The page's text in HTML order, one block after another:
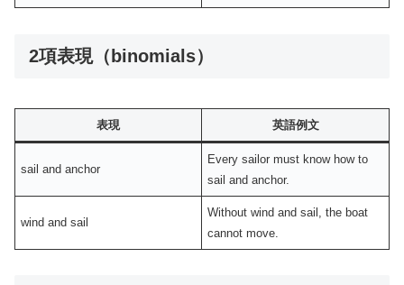
2項表現（binomials）
表現 英語例文
sail and anchor
Every sailor must know how to
sail and anchor.
wind and sail
Without wind and sail, the boat
cannot move.